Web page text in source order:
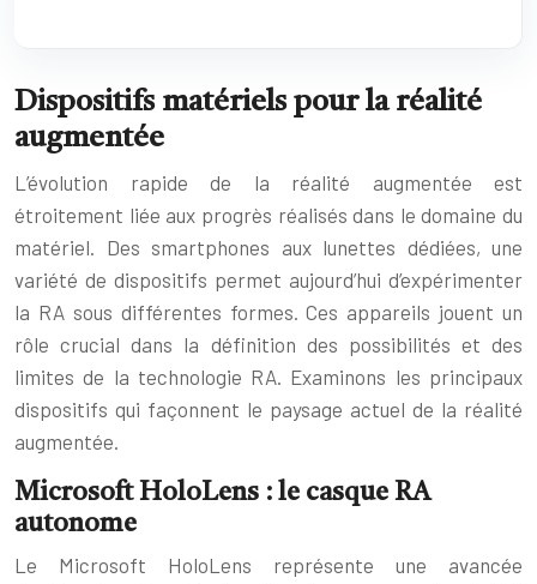
Dispositifs matériels pour la réalité
augmentée
L’évolution rapide de la réalité augmentée est
étroitement liée aux progrès réalisés dans le domaine du
matériel. Des smartphones aux lunettes dédiées, une
variété de dispositifs permet aujourd’hui d’expérimenter
la RA sous différentes formes. Ces appareils jouent un
rôle crucial dans la définition des possibilités et des
limites de la technologie RA. Examinons les principaux
dispositifs qui façonnent le paysage actuel de la réalité
augmentée.
Microsoft HoloLens : le casque RA
autonome
Le Microsoft HoloLens représente une avancée